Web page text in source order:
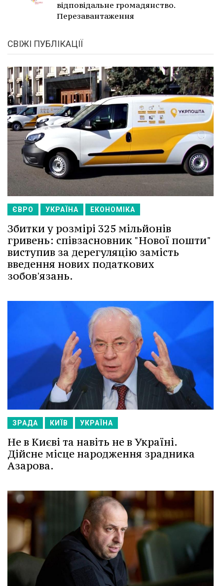
відповідальне громадянство.
Перезавантаження
СВІЖІ ПУБЛІКАЦІЇ
ЄВРО УКРАЇНА ЕКОНОМІКА
Збитки у розмірі 325 мільйонів
гривень: співзасновник "Нової пошти"
виступив за дерегуляцію замість
введення нових податкових
зобов'язань.
ЗРАДА КИЇВ УКРАЇНА
Не в Києві та навіть не в Україні.
Дійсне місце народження зрадника
Азарова.